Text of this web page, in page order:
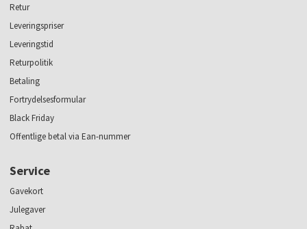
Retur
Leveringspriser
Leveringstid
Returpolitik
Betaling
Fortrydelsesformular
Black Friday
Offentlige betal via Ean-nummer
Service
Gavekort
Julegaver